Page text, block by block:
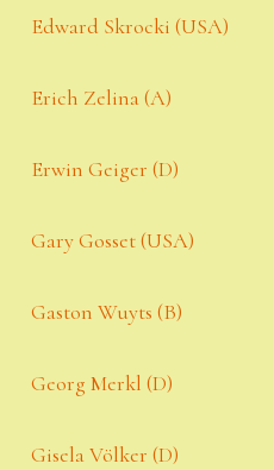
Edward Skrocki (USA)
Erich Zelina (A)
Erwin Geiger (D)
Gary Gosset (USA)
Gaston Wuyts (B)
Georg Merkl (D)
Gisela Völker (D)